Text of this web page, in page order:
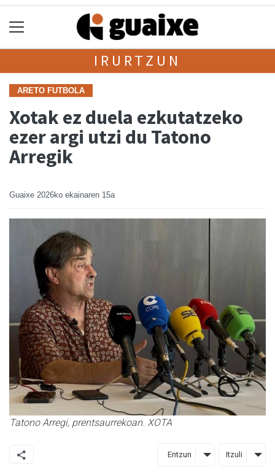
IRURTZUN
ARETO FUTBOLA
Xotak ez duela ezkutatzeko
ezer argi utzi du Tatono
Arregik
Guaixe 2026ko ekainaren 15a
Tatono Arregi, prentsaurrekoan. XOTA
Entzun Itzuli